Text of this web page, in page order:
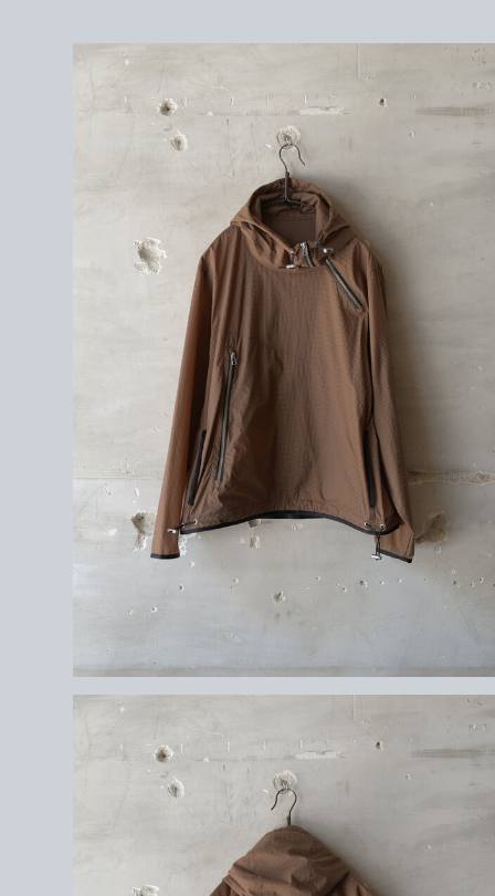
＜モデル＞
172cm / サイズ46を着用